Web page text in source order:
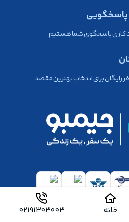
خانه 02191303003
پاسخگویی
کاری پاسخگوی شما هستیم
رایگان برای انتخاب بهترین مقصد
خدمات مشتریان